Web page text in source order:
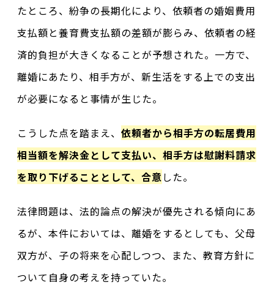
たところ、紛争の長期化により、依頼者の婚姻費用
支払額と養育費支払額の差額が膨らみ、依頼者の経
済的負担が大きくなることが予想された。一方で、
離婚にあたり、相手方が、新生活をする上での支出
が必要になると事情が生じた。
こうした点を踏まえ、依頼者から相手方の転居費用
相当額を解決金として支払い、相手方は慰謝料請求
を取り下げることとして、合意した。
法律問題は、法的論点の解決が優先される傾向にあ
るが、本件においては、離婚をするとしても、父母
双方が、子の将来を心配しつつ、また、教育方針に
ついて自身の考えを持っていた。